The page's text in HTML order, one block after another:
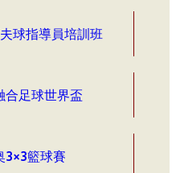
球指導員培訓班
合足球世界盃
3×3籃球賽